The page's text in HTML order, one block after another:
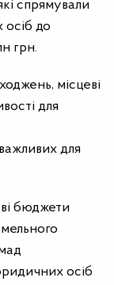
спрямували
осіб до
грн.
місцеві
для
для
бюджети
осіб